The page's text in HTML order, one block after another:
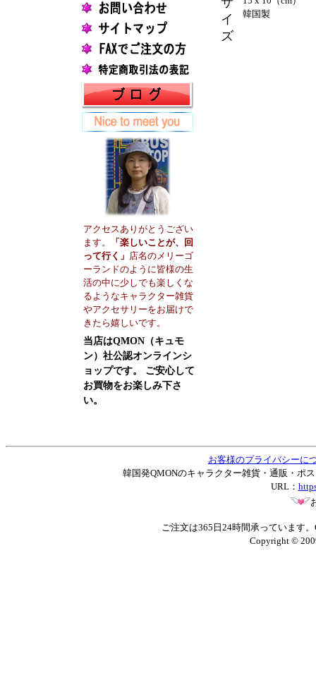
アクセスありがとうござい
ます。
「楽しいことが、回
って行く」 店名のメリーゴ
ーランドのように皆様の生
活の中に少しでも楽しくな
るようなキャラクター雑貨
やアクセサリーをお届けで
きたら嬉しいです。
当店はQMON（キュモ
ン）社公認オンラインシ
ョップです。 ご安心して
お買物をお楽しみ下さ
い。
イ
ズ
韓国製
お客様のプライバシーに
韓国発QMONのキャラクター雑貨・通販・ポ
URL：
ご注文は365日24時間承っています
Copyright ©